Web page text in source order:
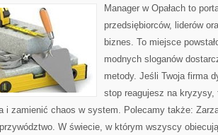
Manager w Opałach to
przedsiębiorców, liderów
biznes. To miejsce
modnych sloganów
metody. Jeśli Twoja firma
stop reagujesz na
i zamienić chaos w system. Polecamy także:
W świecie, w którym wszyscy